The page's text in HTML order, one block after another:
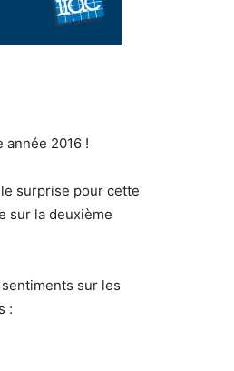
année 2016 !
surprise pour cette
sur la deuxième
sur les
: